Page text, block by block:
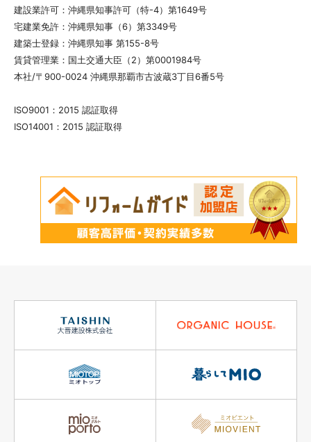
建設業許可：沖縄県知事許可（特-4）第1649号
宅建業免許：沖縄県知事（6）第3349号
建築士登録：沖縄県知事 第155-8号
賃貸管理業：国土交通大臣（2）第0001984号
本社/〒900-0024 沖縄県那覇市古波蔵3丁目6番5号
ISO9001：2015 認証取得
ISO14001：2015 認証取得